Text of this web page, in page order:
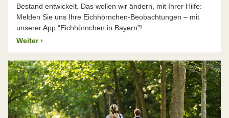
Bestand entwickelt. Das wollen wir ändern, mit Ihrer Hilfe:
Melden Sie uns Ihre Eichhörnchen-Beobachtungen – mit
unserer App “Eichhörnchen in Bayern”!
Weiter ›